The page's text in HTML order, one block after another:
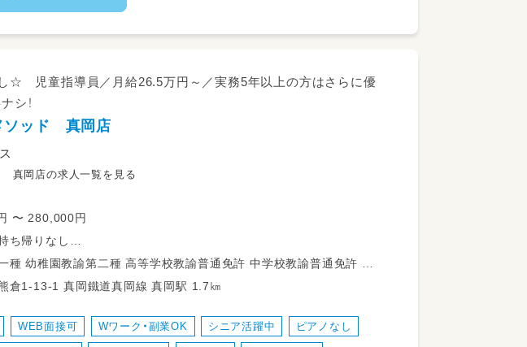
し☆ 児童指導員／月給26.5万円～／実務5年以上の方はさらに優
シ！
ソッド 真岡店
真岡店の求人一覧を見る
〜 280,000円
ち帰りなし
る子どもたちの、学習支援・生活支援等の業務をお任せします。
りません☆
残業ナシ！子育て中のママも多数活躍中！
ずご家族へのケアもサービスの一環として取り組みをしています。
校教諭普通免許 小
学校教諭普通免許 社会福祉士 精神保健福祉士
栃木県真岡市熊倉1-13-1 真岡鐵道真岡線 真岡駅 1.7㎞
WEB面接可 Wワーク・副業OK シニア活躍中 ピアノなし